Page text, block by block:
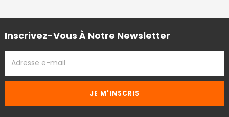
Inscrivez-Vous À Notre Newsletter
EMAIL